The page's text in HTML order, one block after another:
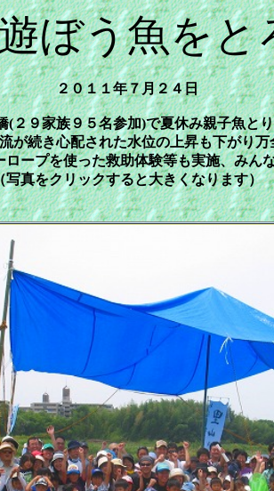
ぼう魚をと
２０１１年７月２４日
(２９家族９５名参加)で夏休み親子魚と
が続き心配された水位の上昇も下がり
ープを使った救助体験等も実施、みん
写真をクリックすると大きくなります）